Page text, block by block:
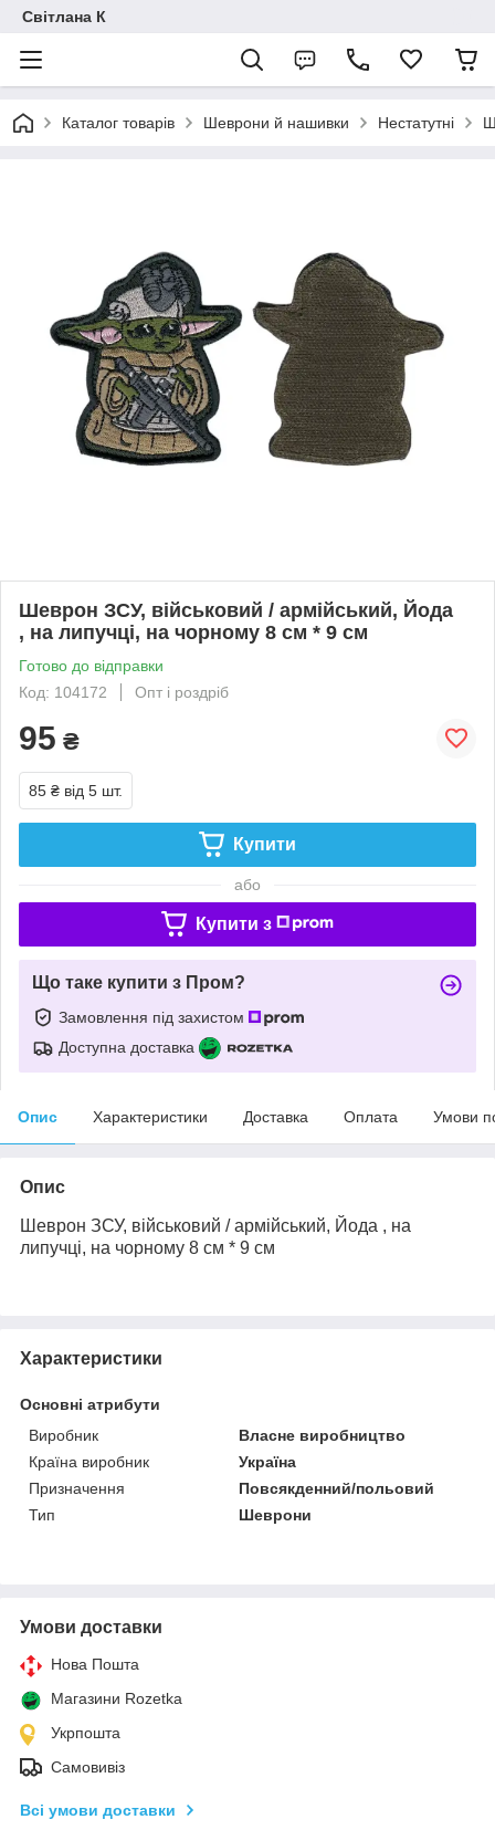
Світлана К
Каталог товарів Шеврони й нашивки Нестатутні
Шеврон ЗСУ, військовий / армійський, Йода
, на липучці, на чорному 8 см * 9 см
Готово до відправки
Код: 104172
Опт і роздріб
95 ₴
85 ₴ від 5 шт.
Купити
або
Купити з
Що таке купити з Пром?
Замовлення під захистом
Доступна доставка
Опис Характеристики Доставка Оплата Умови
Опис
Шеврон ЗСУ, військовий / армійський, Йода , на
липучці, на чорному 8 см * 9 см
Характеристики
Основні атрибути
Виробник
Власне виробництво
Країна виробник
Україна
Призначення
Повсякденний/польовий
Тип
Шеврони
Умови доставки
Нова Пошта
Магазини Rozetka
Укрпошта
Самовивіз
Всі умови доставки